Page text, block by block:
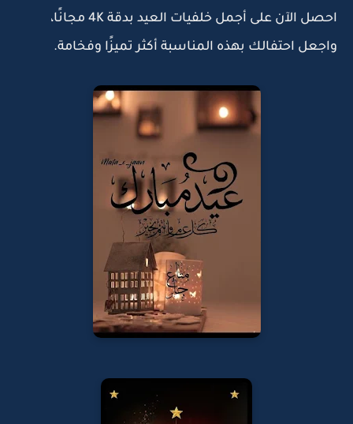
احصل الآن على أجمل خلفيات العيد بدقة 4K
مجانًا،
واجعل احتفالك بهذه المناسبة أكثر تميزًا وفخامة.